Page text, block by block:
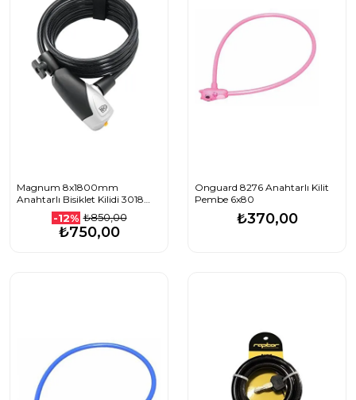
Magnum 8x1800mm
Anahtarlı Bisiklet Kilidi 3018
-12% ₺850,00
₺750,00
Onguard 8276 Anahtarlı Kilit
Pembe 6x80
₺370,00